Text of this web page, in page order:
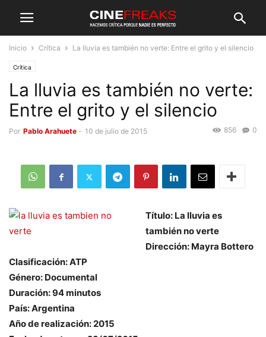
Inicio Crítica La lluvia es también no verte: Entre el grito y el silencio
Crítica
La lluvia es también no verte:
Entre el grito y el silencio
Por Pablo Arahuete - 10 de julio de 2015 0
856
Título: La lluvia es
también no verte
Dirección: Mayra Bottero
Clasificación: ATP
Género: Documental
Duración: 94 minutos
País: Argentina
Año de realización: 2015